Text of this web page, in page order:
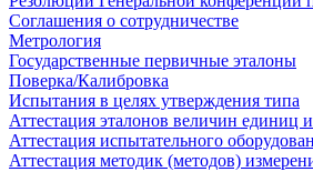
Соглашения о сотрудничестве
Метрология
Государственные первичные эталоны
Поверка/Калибровка
Испытания в целях утверждения типа
Аттестация эталонов величин единиц
Аттестация испытательного
Аттестация методик (методов)